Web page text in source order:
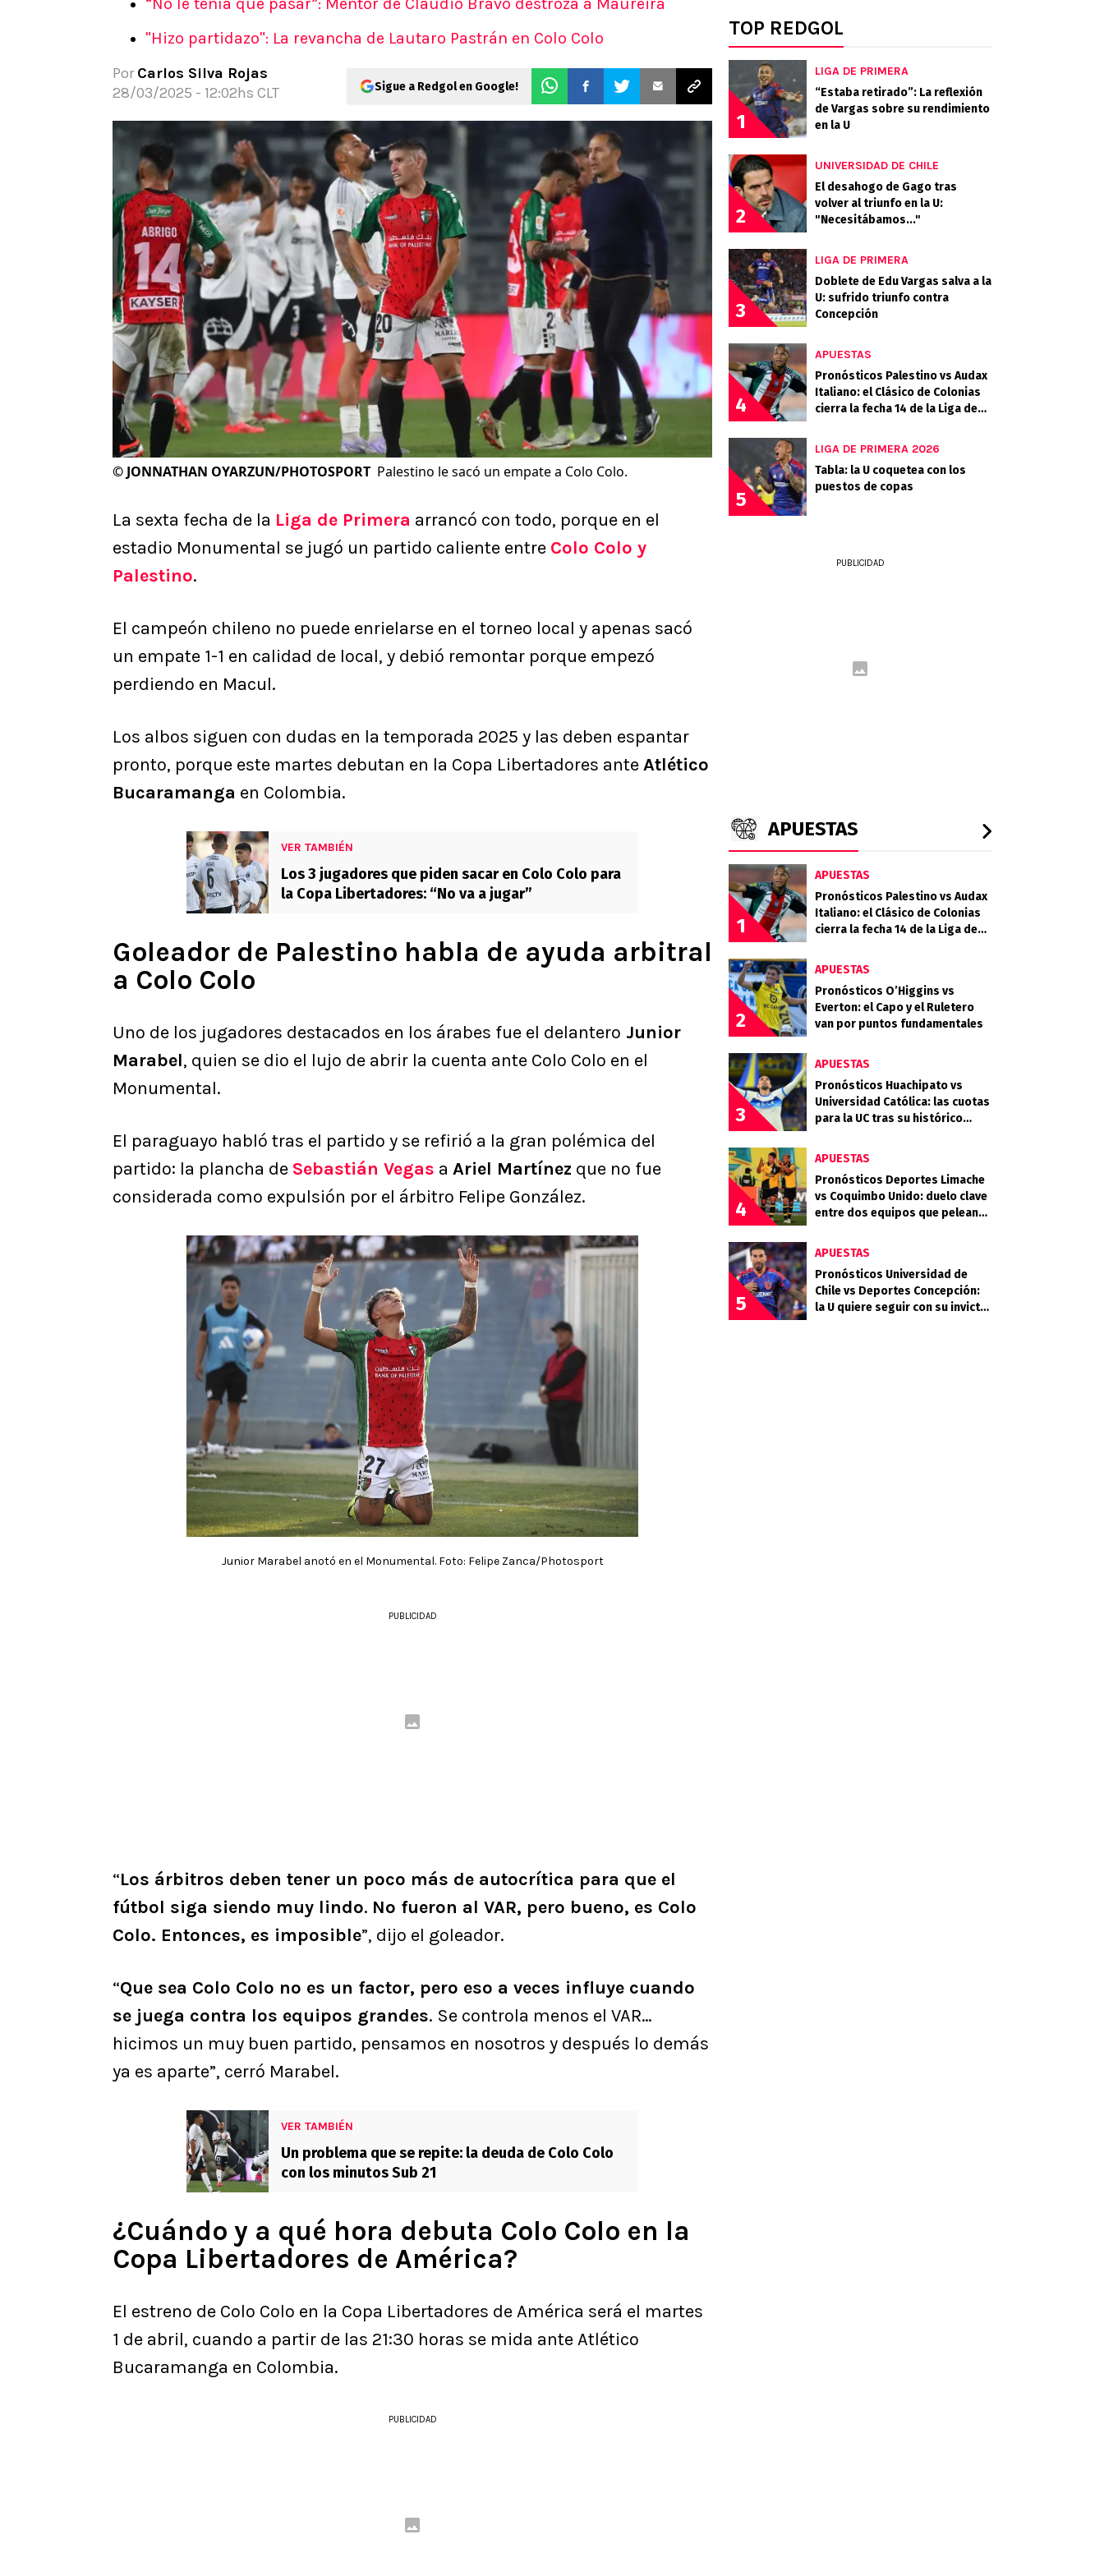
Apuesta del día
Apuestas Mundial 2026
"Hizo partidazo": La revancha de Lautaro Pastrán en Colo Colo
Por Carlos Silva Rojas
28/03/2025 - 12:02hs CLT
Sigue a Redgol en Google!
© JONNATHAN OYARZUN/PHOTOSPORT Palestino le sacó un empate a Colo Colo.
La sexta fecha de la Liga de Primera arrancó con todo, porque en el
estadio Monumental se jugó un partido caliente entre Colo Colo y
Palestino.
El campeón chileno no puede enrielarse en el torneo local y apenas sacó
un empate 1-1 en calidad de local, y debió remontar porque empezó
perdiendo en Macul.
Los albos siguen con dudas en la temporada 2025 y las deben espantar
pronto, porque este martes debutan en la Copa Libertadores anteAtlético
Bucaramanga en Colombia.
VER TAMBIÉN
Los 3 jugadores que piden sacar en Colo Colo para
la Copa Libertadores: “No va a jugar”
Goleador de Palestino habla de ayuda arbitral
a Colo Colo
Uno de los jugadores destacados en los árabes fue el delantero Junior
Marabel, quien se dio el lujo de abrir la cuenta ante Colo Colo en el
Monumental.
El paraguayo habló tras el partido y se refirió a la gran polémica del
partido: la plancha de Sebastián Vegas a Ariel Martínez que no fue
considerada como expulsión por el árbitro Felipe González.
Junior Marabel anotó en el Monumental. Foto: Felipe Zanca/Photosport
PUBLICIDAD
“Los árbitros deben tener un poco más de autocrítica para que el
fútbol siga siendo muy lindo. No fueron al VAR, pero bueno, es Colo
Colo. Entonces, es imposible”, dijo el goleador.
“Que sea Colo Colo no es un factor, pero eso a veces influye cuando
se juega contra los equipos grandes. Se controla menos el VAR…
hicimos un muy buen partido, pensamos en nosotros y después lo demás
ya es aparte”, cerró Marabel.
VER TAMBIÉN
Un problema que se repite: la deuda de Colo Colo
con los minutos Sub 21
¿Cuándo y a qué hora debuta Colo Colo en la
Copa Libertadores de América?
El estreno de Colo Colo en la Copa Libertadores de América será el martes
1 de abril, cuando a partir de las 21:30 horas se mida ante Atlético
Bucaramanga en Colombia.
PUBLICIDAD
TOP REDGOL
1
LIGA DE PRIMERA
“Estaba retirado”: La reflexión
de Vargas sobre su rendimiento
en la U
2
UNIVERSIDAD DE CHILE
El desahogo de Gago tras
volver al triunfo en la U:
"Necesitábamos..."
3
LIGA DE PRIMERA
Doblete de Edu Vargas salva a la
U: sufrido triunfo contra
Concepción
4
APUESTAS
Pronósticos Palestino vs Audax
Italiano: el Clásico de Colonias
cierra la fecha 14 de la Liga de
5
LIGA DE PRIMERA 2026
Tabla: la U coquetea con los
puestos de copas
PUBLICIDAD
APUESTAS
1
APUESTAS
Pronósticos Palestino vs Audax
Italiano: el Clásico de Colonias
cierra la fecha 14 de la Liga de
2
APUESTAS
Pronósticos O’Higgins vs
Everton: el Capo y el Ruletero
van por puntos fundamentales
3
APUESTAS
Pronósticos Huachipato vs
Universidad Católica: las cuotas
para la UC tras su histórico
4
APUESTAS
Pronósticos Deportes Limache
vs Coquimbo Unido: duelo clave
entre dos equipos que pelean
5
APUESTAS
Pronósticos Universidad de
Chile vs Deportes Concepción:
la U quiere seguir con su invicto